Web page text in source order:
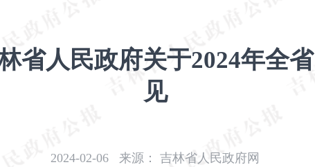
人民政府关于2024年全
见
2024-02-06 来源： 吉林省人民政府网